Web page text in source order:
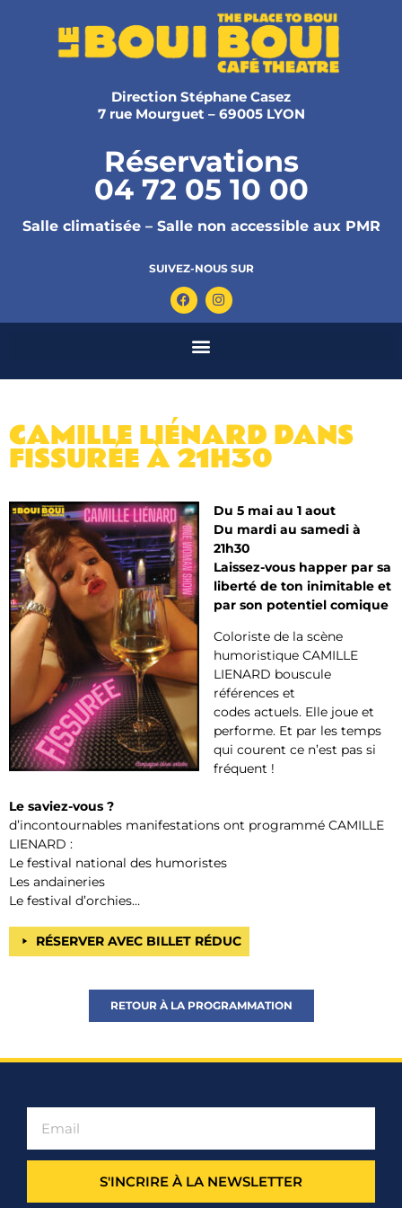
Direction Stéphane Casez
7 rue Mourguet – 69005 LYON
Réservations
04 72 05 10 00
Salle climatisée – Salle non accessible aux PMR
SUIVEZ-NOUS SUR
CAMILLE LIÉNARD DANS
FISSURÉE À 21H30
Du 5 mai au 1 aout
Du mardi au samedi à
21h30
Laissez-vous happer par sa
liberté de ton inimitable et
par son potentiel comique
Coloriste de la scène
humoristique CAMILLE
LIENARD bouscule
références et
codes actuels. Elle joue et
performe. Et par les temps
qui courent ce n’est pas si
fréquent !
Le saviez-vous ?
d’incontournables manifestations ont programmé CAMILLE
LIENARD :
Le festival national des humoristes
Les andaineries
Le festival d’orchies…
RÉSERVER AVEC BILLET RÉDUC
RETOUR À LA PROGRAMMATION
S'INCRIRE À LA NEWSLETTER